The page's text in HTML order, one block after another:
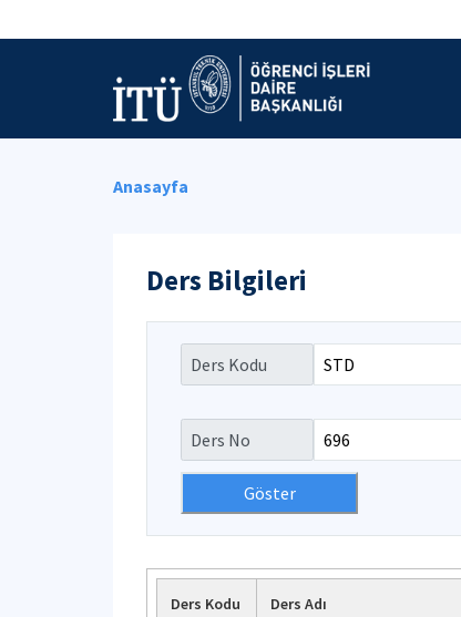
Anasayfa
Ders Bilgileri
Ders Kodu
Ders No
Ders Kodu Ders Adı